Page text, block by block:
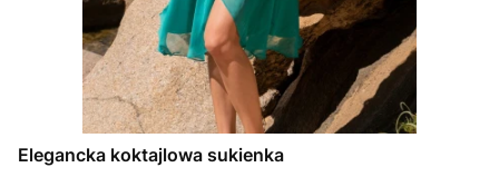
Elegancka koktajlowa sukienka